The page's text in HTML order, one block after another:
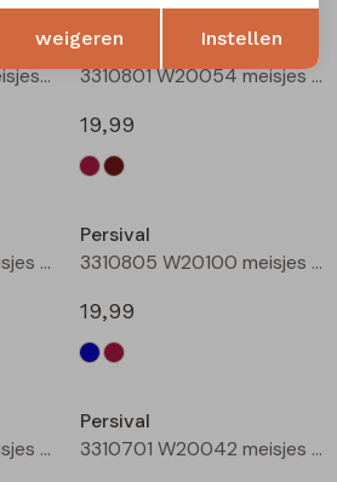
3310800 W20053 meisjes rok kort Bruin donker
Persival
3310801 W20054 meisjes rok kort Bordeaux
19,99
3310801 W20054 meisjes rok kort Bruin donker
Persival
3310805 W20100 meisjes rok kort Marine
19,99
3310805 W20100 meisjes rok kort Bordeaux
Persival
3310701 W20042 meisjes Jurk Marine
Opslaan
weigeren Instellen